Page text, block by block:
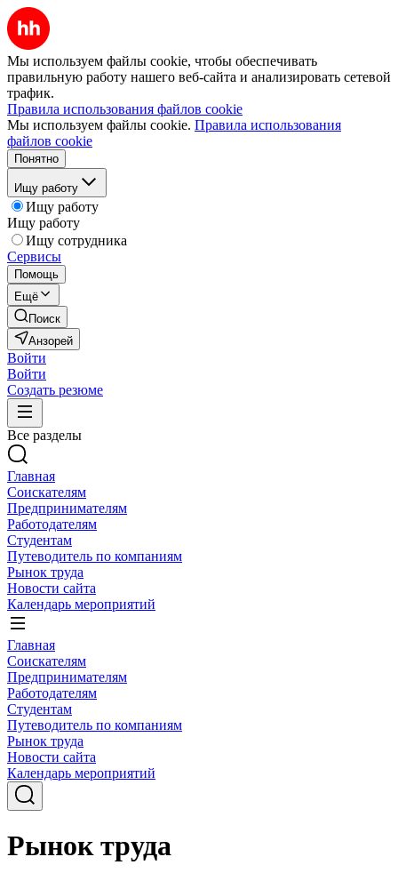
Мы используем файлы cookie, чтобы обеспечивать
правильную работу нашего веб-сайта и анализировать сетевой
трафик.
Правила использования файлов cookie
Мы используем файлы cookie. Правила использования
файлов cookie
Понятно
Ищу работу
Ищу работу
Ищу работу
Ищу сотрудника
Сервисы
Помощь
Ещё
Поиск
Анзорей
Войти
Войти
Создать резюме
Все разделы
Главная
Соискателям
Предпринимателям
Работодателям
Студентам
Путеводитель по компаниям
Рынок труда
Новости сайта
Календарь мероприятий
Главная
Соискателям
Предпринимателям
Работодателям
Студентам
Путеводитель по компаниям
Рынок труда
Новости сайта
Календарь мероприятий
Рынок труда